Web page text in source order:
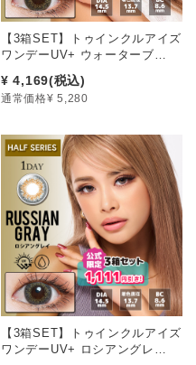
【3箱SET】トゥインクルアイズ
ワンデーUV+ ウォーターブ…
¥ 4,169(税込)
通常価格¥ 5,280
【3箱SET】トゥインクルアイズ
ワンデーUV+ ロシアングレ…